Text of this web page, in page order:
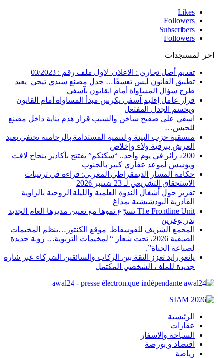
Likes
Followers
Subscribers
Followers
اخر المستجدات
تقديم أصل تجاري : الاعلان الاول ملف رقم : 03/2023
تطبيق القانون ليس تعسفًا… جدل مصنع سيدي تيجي يعيد
طرح سؤال المساواة أمام القانون بآسفي
قرار عامل إقليم آسفي يكرس مبدأ المساواة أمام القانون
ويحسم الجدل المفتعل
اسفي على صفيح ساخن والسبب قرار هدم بناية داخل مصنع
للجبس…
منسقية حزب البيئة والتنمية المستدامة بالرحامنة تحتفي بعيد
العرش ببرقية ولاء وإخلاص
2200 زائر في يوم واحد.. “سكنكم” يفتتح بأكادير بنجاح لافت
ويؤسس لموعد عقاري كبير بالجنوب
حكامة المسار الديمقراطي المغربي: قراءة في ترتيبات
الاستحقاق التشريعي لـ 23 شتنبر 2026
تقرير حول أشغال الندوة العلمية والليلة الروحية بالزاوية
القادرية البودشيشية بمذاغ
The Frontline Unit تسرّع نموها مع تعيين مديرها العام الجديد
بدر بوغرين
المجمع الشريف للفوسفاط موقع الكنتور…ينظم المخيمات
الصيفية 2026، تحت شعار “المخيمات التربوية… رؤية جديدة
لصناعة الحياة”.
يانغو رايد تعزز الثقة بين الركاب والسائقين الشركاء عبر شارة
جديدة للملف الشخصي المكتمل
awal24 - presse électronique indépendante
الرئيسية
عقارات
السياحة والاسفار
اقتصاد و بورصة
رياضة